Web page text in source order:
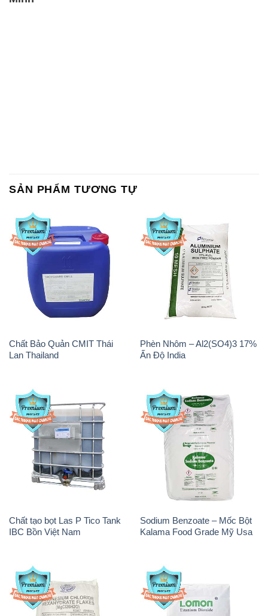
Chất Bảo Quản CMIT Thái
Lan Thailand
Phèn Nhôm – Al2(SO4)3 17%
Ấn Độ India
Chất tạo bọt Las P Tico Tank
IBC Bồn Việt Nam
Sodium Benzoate – Mốc Bột
Kalama Food Grade Mỹ Usa